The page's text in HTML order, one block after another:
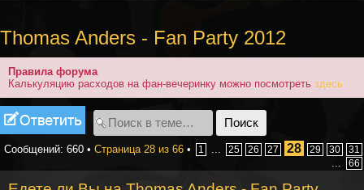
Thomas Anders - Fan Party 2012
Правила форума
Калькуляцию расходов на фан-вечеринку можно посмотреть здесь
Ответить
Сообщений: 660 • Страница 28 из 66 • 1 ... 25 26 27 28 29 30 31
... 66